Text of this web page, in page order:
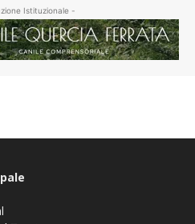
Istituzionale -